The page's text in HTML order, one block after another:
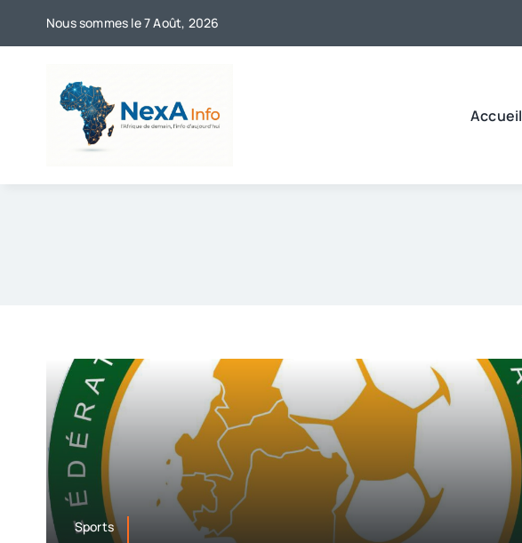
Nous sommes le 7 Août, 2026
Accueil
Sports